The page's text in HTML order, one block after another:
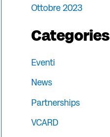
Ottobre 2023
Categories
Eventi
News
Partnerships
VCARD